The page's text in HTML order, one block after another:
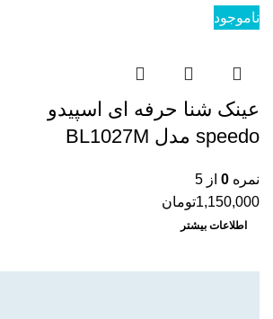
ناموجود
عینک شنا حرفه ای اسپیدو
speedo مدل BL1027M
نمره 0 از 5
1,150,000تومان
اطلاعات بیشتر